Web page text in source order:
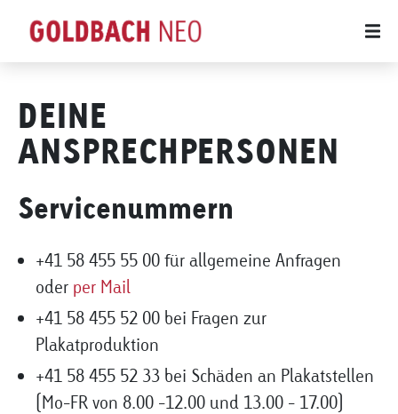
DEINE
ANSPRECHPERSONEN
Servicenummern
+41 58 455 55 00 für allgemeine Anfragen
oder per Mail
+41 58 455 52 00 bei Fragen zur
Plakatproduktion
+41 58 455 52 33 bei Schäden an Plakatstellen
(Mo-FR von 8.00 -12.00 und 13.00 - 17.00)